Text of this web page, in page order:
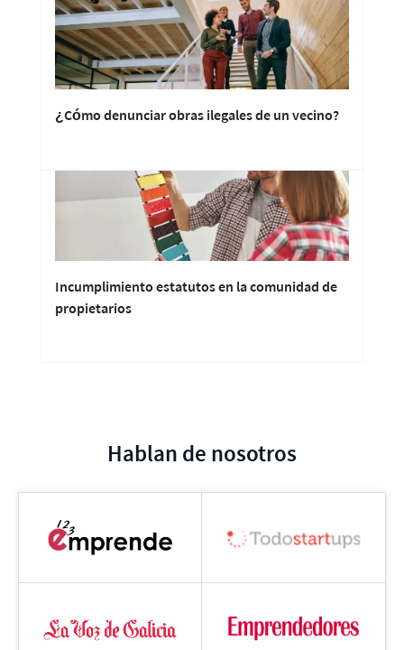
¿Cómo denunciar obras ilegales de un vecino?
Incumplimiento estatutos en la comunidad de
propietarios
Hablan de nosotros